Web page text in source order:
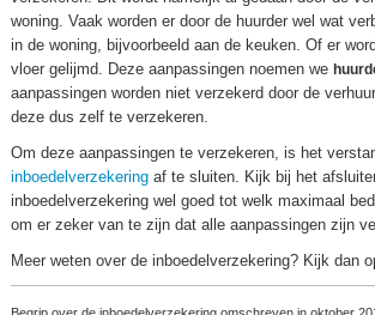
woning. Vaak worden er door de huurder wel wat
in de woning, bijvoorbeeld aan de keuken. Of er
vloer gelijmd. Deze aanpassingen noemen we
aanpassingen worden niet verzekerd door de
deze dus zelf te verzekeren.
Om deze aanpassingen te verzekeren, is het
inboedelverzekering af te sluiten. Kijk bij het
inboedelverzekering wel goed tot welk maximaal
om er zeker van te zijn dat alle aanpassingen zijn
Meer weten over de inboedelverzekering? Kijk dan